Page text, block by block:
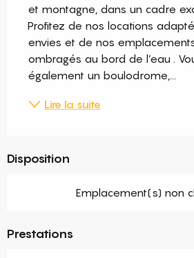
et montagne, dans un cadre
Profitez de nos locations
envies et de nos
ombragés au bord de l’eau .
également un boulodrome,...
Lire la suite
Disposition
Emplacement(s) non
Prestations